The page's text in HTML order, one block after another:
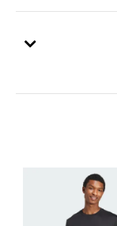
Price Reduced From